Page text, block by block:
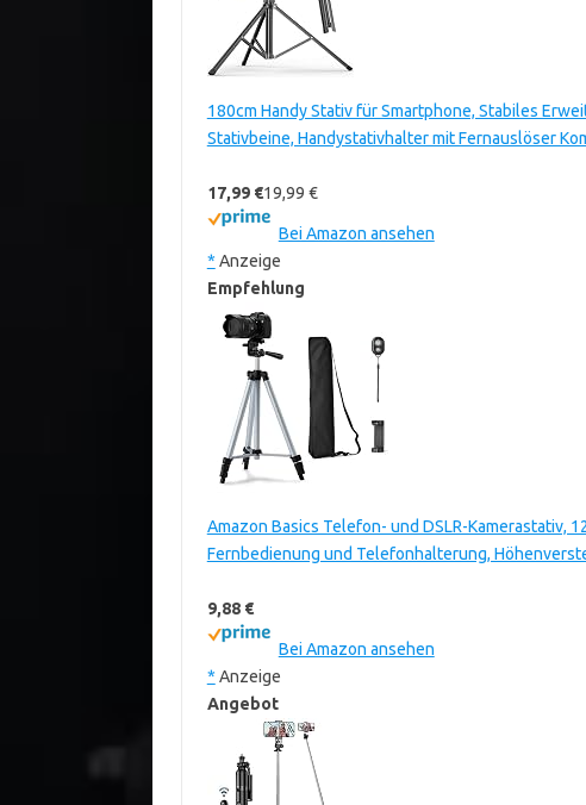
180cm Handy Stativ für Smartphone, Stabiles
Stativbeine, Handystativhalter mit Fernauslöser
17,99 €19,99 €
Bei Amazon ansehen
* Anzeige
Empfehlung
Amazon Basics Telefon- und DSLR-Kamerastativ,
Fernbedienung und Telefonhalterung,
9,88 €
Bei Amazon ansehen
* Anzeige
Angebot